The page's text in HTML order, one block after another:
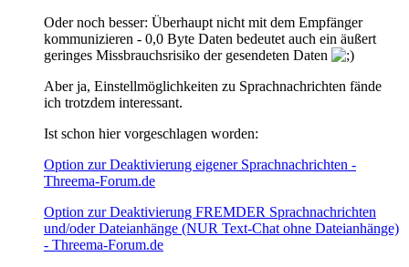
Oder noch besser: Überhaupt nicht mit dem Empfänger
kommunizieren - 0,0 Byte Daten bedeutet auch ein äußert
geringes Missbrauchsrisiko der gesendeten Daten
Aber ja, Einstellmöglichkeiten zu Sprachnachrichten fände
ich trotzdem interessant.
Ist schon hier vorgeschlagen worden:
Option zur Deaktivierung eigener Sprachnachrichten -
Threema-Forum.de
Option zur Deaktivierung FREMDER Sprachnachrichten
und/oder Dateianhänge (NUR Text-Chat ohne Dateianhänge)
- Threema-Forum.de